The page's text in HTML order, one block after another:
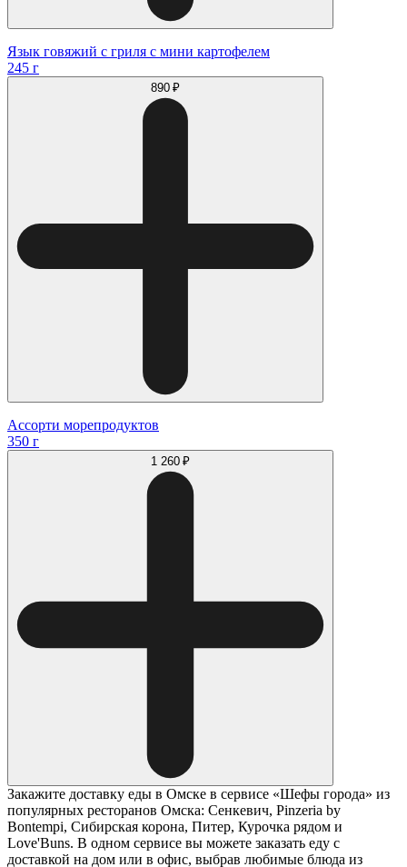
Язык говяжий с гриля с мини картофелем
245 г
890 ₽
Ассорти морепродуктов
350 г
1 260 ₽
Закажите доставку еды в Омске в сервисе «Шефы города» из
популярных ресторанов Омска: Сенкевич, Pinzeria by
Bontempi, Сибирская корона, Питер, Курочка рядом и
Love'Buns. В одном сервисе вы можете заказать еду с
доставкой на дом или в офис, выбрав любимые блюда из